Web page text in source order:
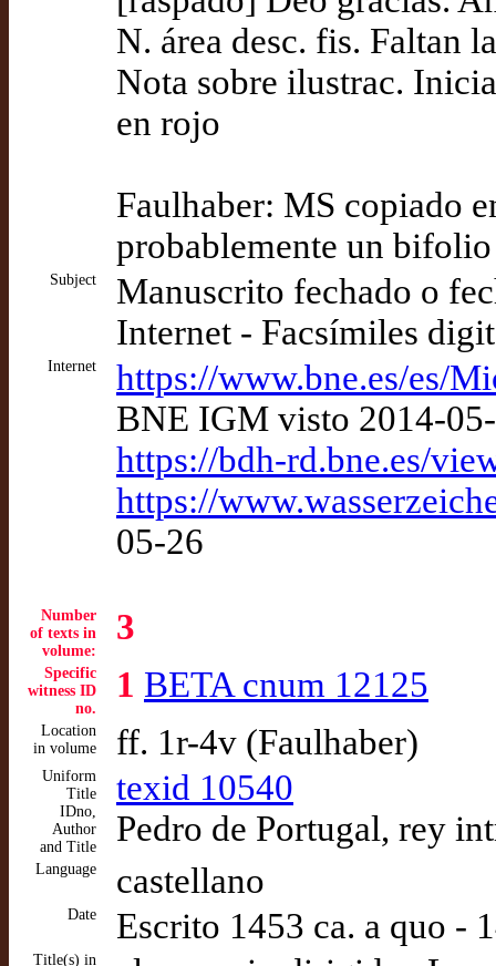
N. área desc. fis.
Nota sobre ilustrac.
en rojo
Faulhaber: MS copiado
probablemente un bifolio
Subject
Manuscrito fechado o
Internet - Facsímiles
Internet
https://www.bne.es/es/
BNE IGM visto 2014-
https://bdh-rd.bne.es/
https://
05-26
Number
of texts in
volume:
3
Specific
witness ID
no.
1 BETA cnum 12125
Location
in volume
ff. 1r-4v (Faulhaber)
Uniform
Title
IDno,
Author
and Title
texid 10540
Pedro de Portugal, rey
Language castellano
Date Escrito 1453 ca. a quo -
Title(s) in